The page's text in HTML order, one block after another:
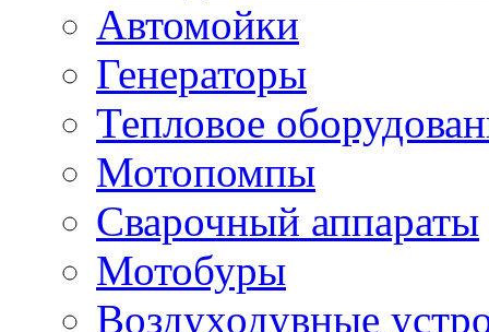
Автомойки
Генераторы
Тепловое
Мотопомпы
Сварочный аппараты
Мотобуры
Воздуходувные